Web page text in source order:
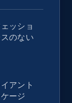
ッショ
のない
アント
ージ